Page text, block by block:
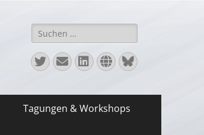
Suchen
nach:
Twitter
E-
Mail
LinkedIn
Website
Bluesky
Tagungen & Workshops